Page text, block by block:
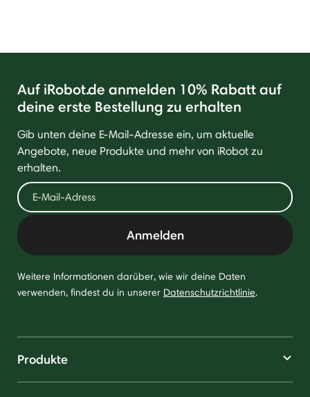
Auf iRobot.de anmelden 10% Rabatt auf
deine erste Bestellung zu erhalten
Gib unten deine E-Mail-Adresse ein, um aktuelle
Angebote, neue Produkte und mehr von iRobot zu
erhalten.
Anmelden
Weitere Informationen darüber, wie wir deine Daten
verwenden, findest du in unserer Datenschutzrichtlinie.
Produkte